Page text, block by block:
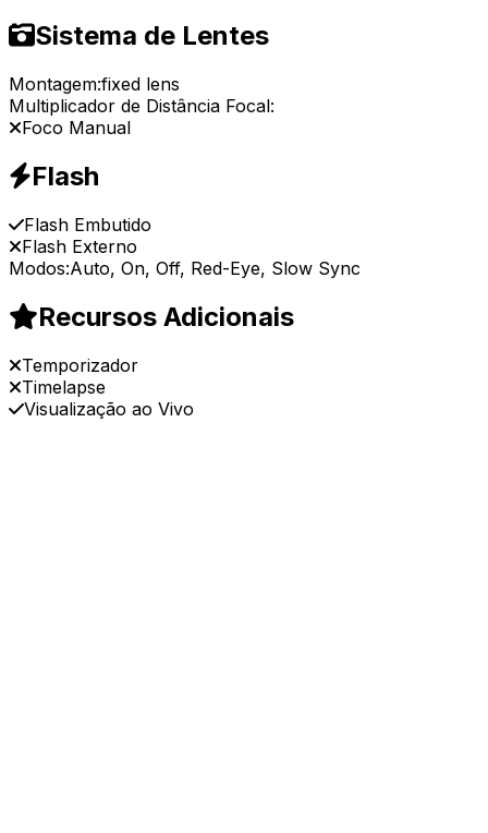
Sistema de Lentes
Montagem:fixed lens
Multiplicador de Distância Focal:
Foco Manual
Flash
Flash Embutido
Flash Externo
Modos:Auto, On, Off, Red-Eye, Slow Sync
Recursos Adicionais
Temporizador
Timelapse
Visualização ao Vivo